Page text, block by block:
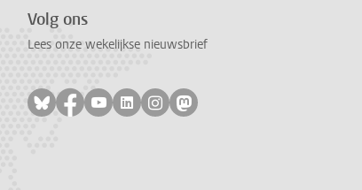
Volg ons
Lees onze wekelijkse nieuwsbrief
Volg ons op bluesky
Volg ons op facebook
Volg ons op youtube
Volg ons op linkedin
Volg ons op instagram
Volg ons op mastodon